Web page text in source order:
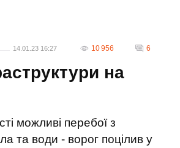
14.01.23 16:27 10 956 6
на
можливі перебої з
та води - ворог поцілив у